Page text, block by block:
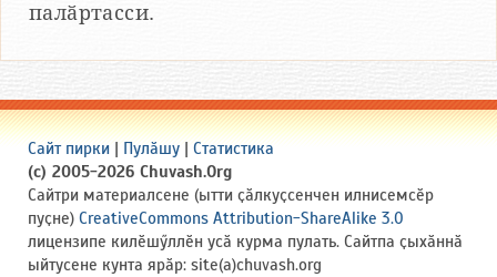
палӑртасси.
Сайт пирки | Пулӑшу | Статистика
(c) 2005-2026 Chuvash.Org
Сайтри материалсене (ытти ҫӑлкуҫсенчен илнисемсӗр
пуҫне) CreativeCommons Attribution-ShareAlike 3.0
лицензипе килӗшӳллӗн усӑ курма пулать. Сайтпа ҫыхӑннӑ
ыйтусене кунта ярӑр: site(a)chuvash.org